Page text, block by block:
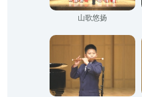
山歌悠扬